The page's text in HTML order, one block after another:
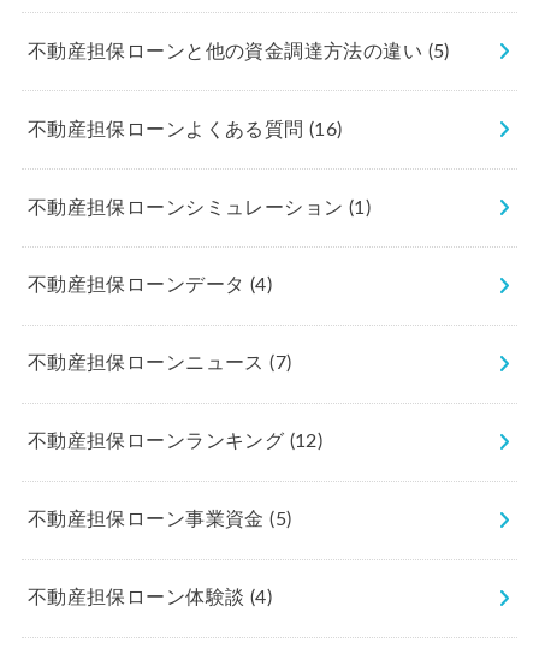
不動産担保ローンと他の資金調達方法の違い (5)
不動産担保ローンよくある質問(16)
不動産担保ローンシミュレーション (1)
不動産担保ローンデータ (4)
不動産担保ローンニュース(7)
不動産担保ローンランキング (12)
不動産担保ローン事業資金(5)
不動産担保ローン体験談 (4)